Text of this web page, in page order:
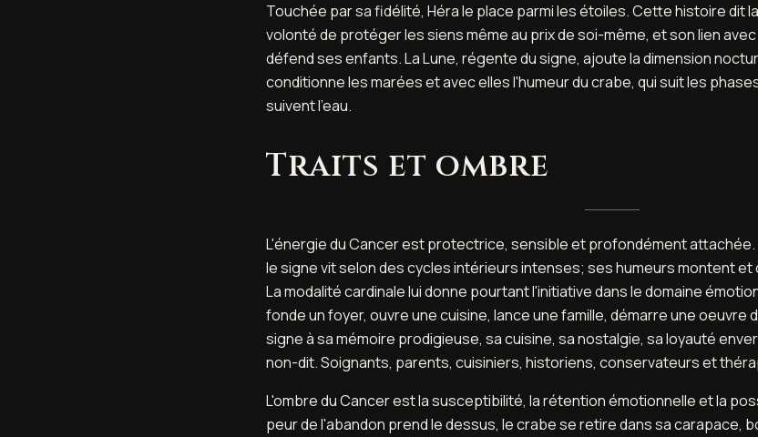
Touchée par sa fidélité, Héra le place parmi les étoiles. Cette histoire dit
volonté de protéger les siens même au prix de soi-même, et son lien
défend ses enfants. La Lune, régente du signe, ajoute la dimension
conditionne les marées et avec elles l'humeur du crabe, qui suit les
suivent l'eau.
Traits et ombre
L'énergie du Cancer est protectrice, sensible et profondément attachée.
le signe vit selon des cycles intérieurs intenses; ses humeurs montent et
La modalité cardinale lui donne pourtant l'initiative dans le domaine
fonde un foyer, ouvre une cuisine, lance une famille, démarre une oeuvre
signe à sa mémoire prodigieuse, sa cuisine, sa nostalgie, sa loyauté
non-dit. Soignants, parents, cuisiniers, historiens, conservateurs et
L'ombre du Cancer est la susceptibilité, la rétention émotionnelle et la
peur de l'abandon prend le dessus, le crabe se retire dans sa carapace,